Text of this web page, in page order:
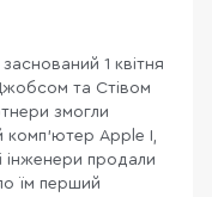
1 квітня
та Стівом
змогли
комп’ютер Apple I,
інженери продали
їм перший